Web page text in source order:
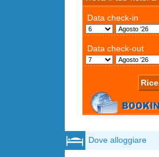
Dove alloggiare